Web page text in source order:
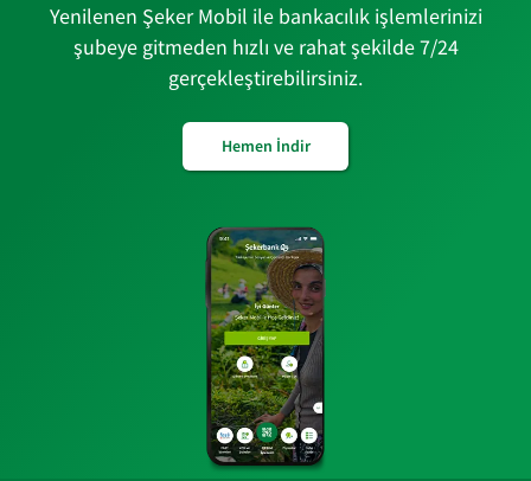
Yenilenen Şeker Mobil ile bankacılık işlemlerinizi
şubeye gitmeden hızlı ve rahat şekilde 7/24
gerçekleştirebilirsiniz.
Hemen İndir